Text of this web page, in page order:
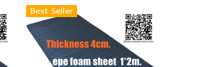
Best Seller